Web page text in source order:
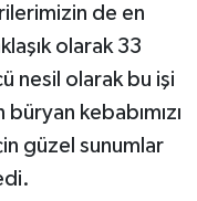
de en
olarak 33
nesil olarak bu işi
kebabımızı
güzel sunumlar